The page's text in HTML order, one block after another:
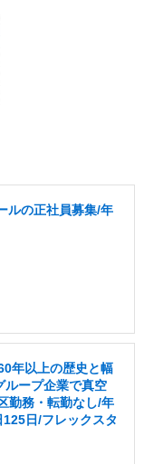
の正社員募集/年
年以上の歴史と幅
ループ企業で真空
勤務・転勤なし/年
日/フレックスタ